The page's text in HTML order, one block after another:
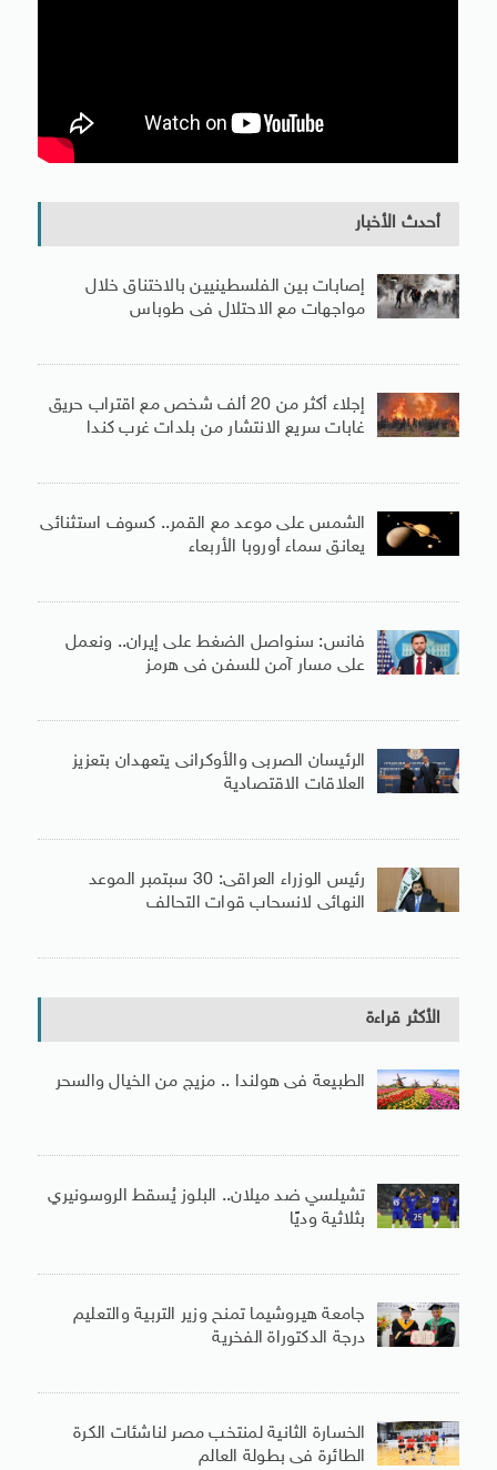
أحدث الأخبار
إصابات بين الفلسطينيين بالاختناق خلال
مواجهات مع الاحتلال فى طوباس
إجلاء أكثر من 20 ألف شخص مع اقتراب حريق
غابات سريع الانتشار من بلدات غرب كندا
الشمس على موعد مع القمر.. كسوف استثنائى
يعانق سماء أوروبا الأربعاء
فانس: سنواصل الضغط على إيران.. ونعمل
على مسار آمن للسفن فى هرمز
الرئيسان الصربى والأوكرانى يتعهدان بتعزيز
العلاقات الاقتصادية
رئيس الوزراء العراقى: 30 سبتمبر الموعد
النهائى لانسحاب قوات التحالف
الأكثر قراءة
الطبيعة فى هولندا .. مزيج من الخيال والسحر
تشيلسي ضد ميلان.. البلوز يُسقط الروسونيري
بثلاثية وديًا
جامعة هيروشيما تمنح وزير التربية والتعليم
درجة الدكتوراة الفخرية
الخسارة الثانية لمنتخب مصر لناشئات الكرة
الطائرة فى بطولة العالم